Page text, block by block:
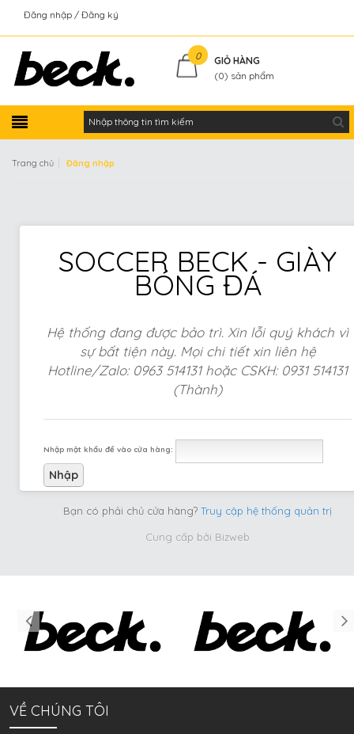
Đăng nhập Đăng ký
0
GIỎ HÀNG
(0) sản phẩm
Trang chủ Đăng nhập
SOCCER BECK - GIÀY
BÓNG ĐÁ
Hệ thống đang được bảo trì. Xin lỗi quý khách vì
sự bất tiện này. Mọi chi tiết xin liên hệ
Hotline/Zalo: 0963 514131 hoặc CSKH: 0931 514131
(Thành)
Nhập mật khẩu để vào cửa hàng:
Bạn có phải chủ cửa hàng? Truy cập hệ thống quản trị
Cung cấp bởi Bizweb
VỀ CHÚNG TÔI